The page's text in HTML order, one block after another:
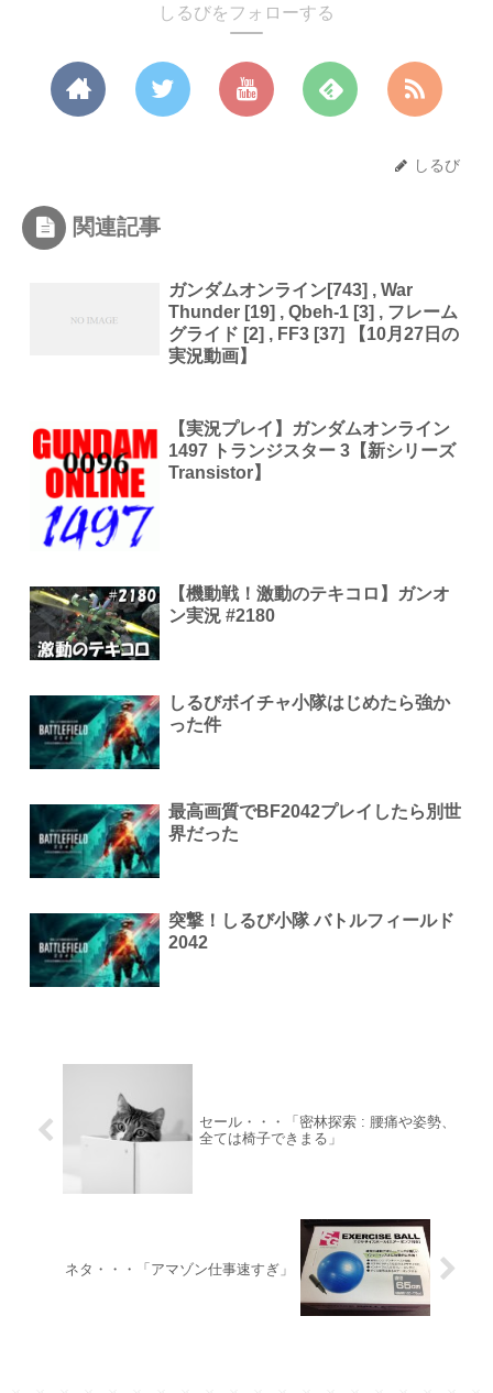
しるびをフォローする
しるび
関連記事
ガンダムオンライン[743] , War
Thunder [19] , Qbeh-1 [3] , フレーム
グライド [2] , FF3 [37] 【10月27日の
実況動画】
【実況プレイ】ガンダムオンライン
1497 トランジスター 3【新シリーズ
Transistor】
【機動戦！激動のテキコロ】ガンオ
ン実況 #2180
しるびボイチャ小隊はじめたら強か
った件
最高画質でBF2042プレイしたら別世
界だった
突撃！しるび小隊 バトルフィールド
2042
セール・・・「密林探索 : 腰痛や姿勢、
全ては椅子できまる」
ネタ・・・「アマゾン仕事速すぎ」